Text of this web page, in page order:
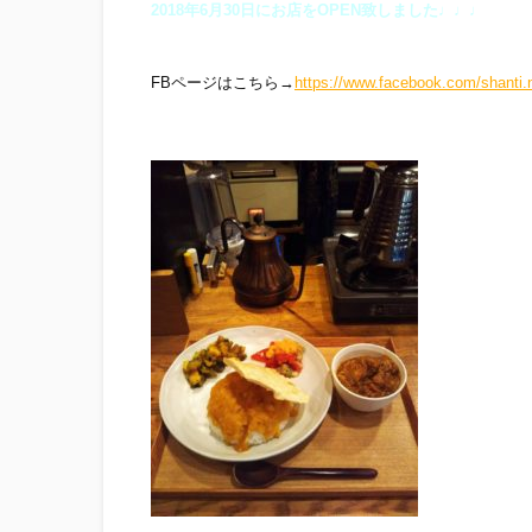
2018年6月30日にお店をOPEN致しました♩♩♩
FBページはこちら→ https://www.facebook.com/